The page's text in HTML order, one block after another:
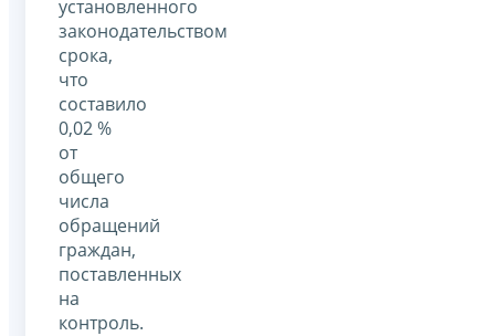
установленного
законодательством
срока,
что
составило
0,02 %
от
общего
числа
обращений
граждан,
поставленных
на
контроль.